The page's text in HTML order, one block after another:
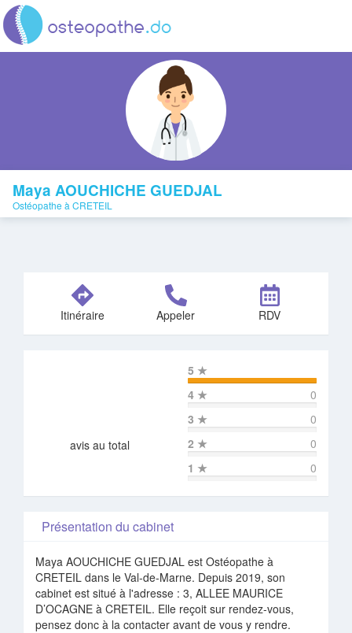
Maya AOUCHICHE GUEDJAL
Ostéopathe à CRETEIL
Itinéraire Appeler RDV
avis au total
5 ★
4 ★
0
3 ★
0
2 ★
0
1 ★ 0
Présentation du cabinet
Maya AOUCHICHE GUEDJAL est Ostéopathe à
CRETEIL dans le Val-de-Marne. Depuis 2019, son
cabinet est situé à l'adresse : 3, ALLEE MAURICE
D’OCAGNE à CRETEIL. Elle reçoit sur rendez-vous,
pensez donc à la contacter avant de vous y rendre.